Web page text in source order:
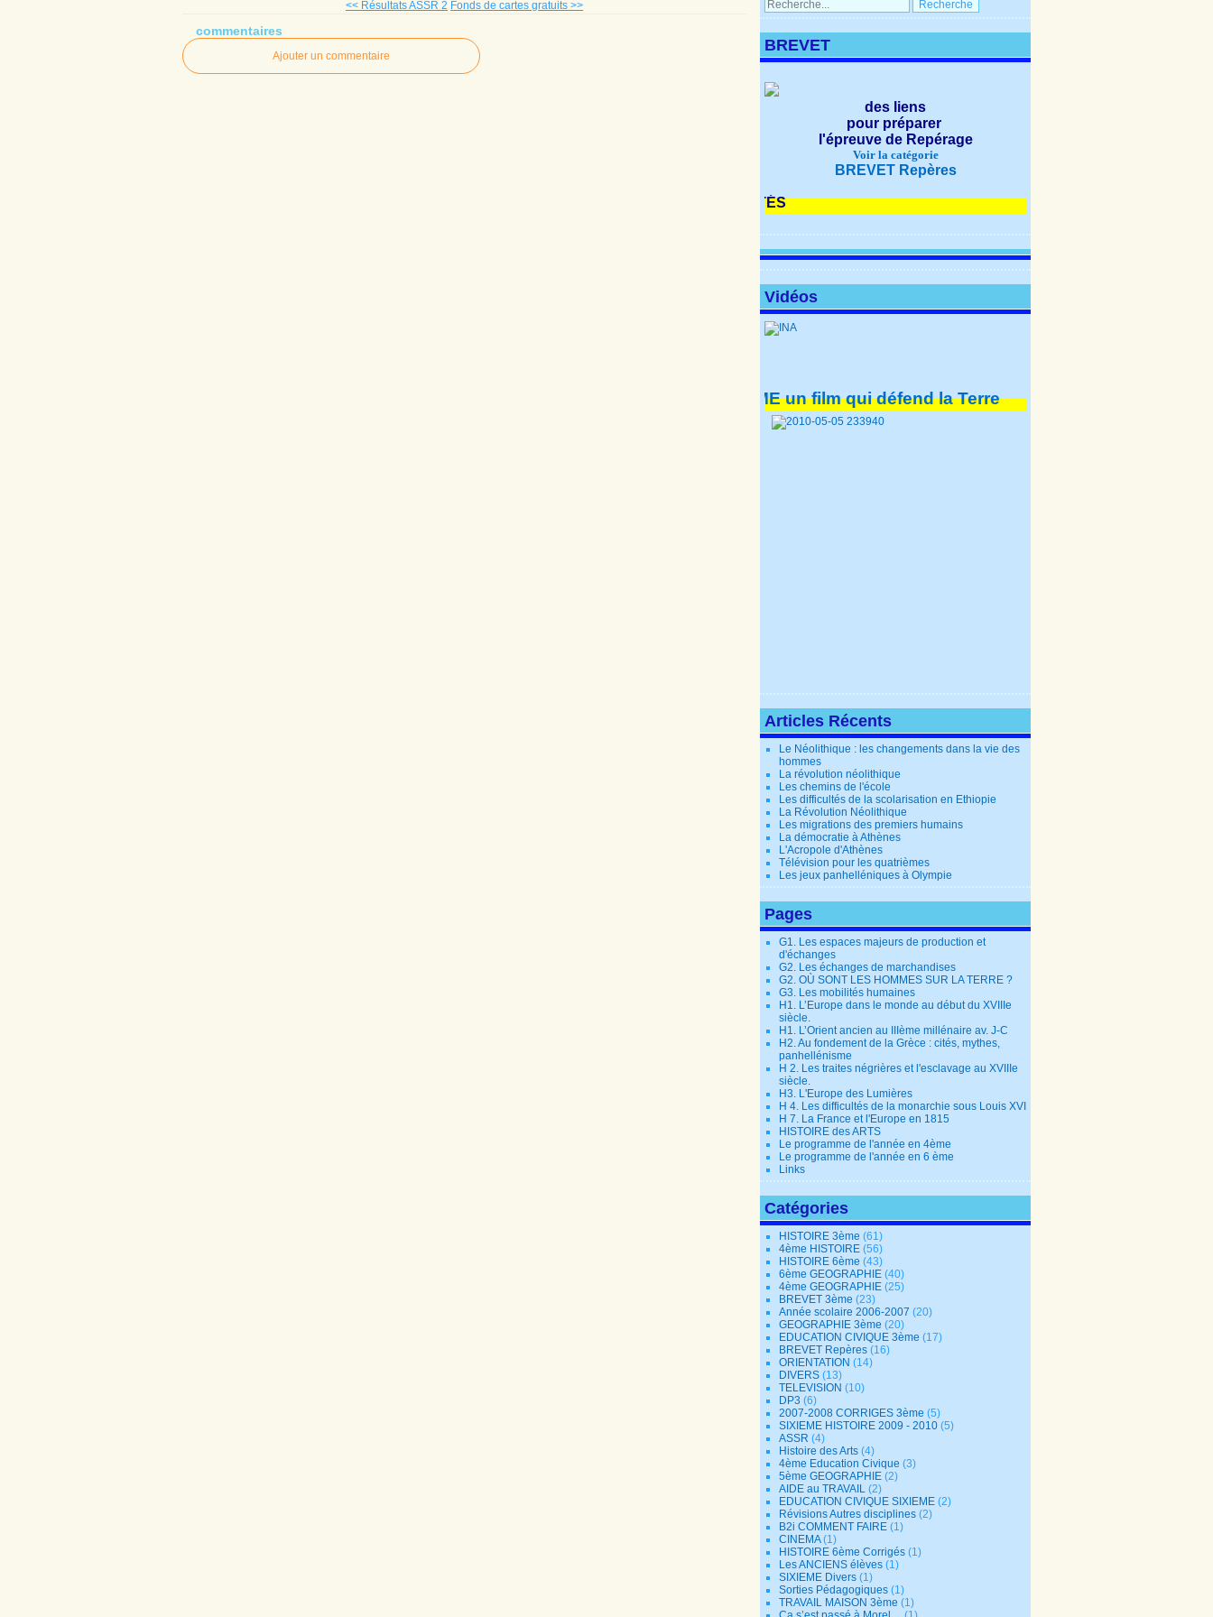
<< Résultats ASSR 2 Fonds de cartes gratuits >>
commentaires
Ajouter un commentaire
BREVET
des liens
pour préparer
l'épreuve de Repérage
Voir la catégorie
BREVET Repères
NOUVEAUTÉS
Vidéos
un film qui défend la Terre
Articles Récents
Le Néolithique : les changements dans la vie des
hommes
La révolution néolithique
Les chemins de l'école
Les difficultés de la scolarisation en Ethiopie
La Révolution Néolithique
Les migrations des premiers humains
La démocratie à Athènes
L'Acropole d'Athènes
Télévision pour les quatrièmes
Les jeux panhelléniques à Olympie
Pages
G1. Les espaces majeurs de production et
d'échanges
G2. Les échanges de marchandises
G2. OÙ SONT LES HOMMES SUR LA TERRE ?
G3. Les mobilités humaines
H1. L’Europe dans le monde au début du XVIIIe
siècle.
H1. L’Orient ancien au IIIème millénaire av. J-C
H2. Au fondement de la Grèce : cités, mythes,
panhellénisme
H 2. Les traites négrières et l'esclavage au XVIIIe
siècle.
H3. L'Europe des Lumières
H 4. Les difficultés de la monarchie sous Louis XVI
H 7. La France et l'Europe en 1815
HISTOIRE des ARTS
Le programme de l'année en 4ème
Le programme de l'année en 6 ème
Links
Catégories
HISTOIRE 3ème (61)
4ème HISTOIRE (56)
HISTOIRE 6ème (43)
6ème GEOGRAPHIE (40)
4ème GEOGRAPHIE (25)
BREVET 3ème (23)
Année scolaire 2006-2007 (20)
GEOGRAPHIE 3ème (20)
EDUCATION CIVIQUE 3ème (17)
BREVET Repères (16)
ORIENTATION (14)
DIVERS (13)
TELEVISION (10)
DP3 (6)
2007-2008 CORRIGES 3ème (5)
SIXIEME HISTOIRE 2009 - 2010 (5)
ASSR (4)
Histoire des Arts (4)
4ème Education Civique (3)
5ème GEOGRAPHIE (2)
AIDE au TRAVAIL (2)
EDUCATION CIVIQUE SIXIEME (2)
Révisions Autres disciplines (2)
B2i COMMENT FAIRE (1)
CINEMA(1)
HISTOIRE 6ème Corrigés (1)
Les ANCIENS élèves (1)
SIXIEME Divers (1)
Sorties Pédagogiques (1)
TRAVAIL MAISON 3ème (1)